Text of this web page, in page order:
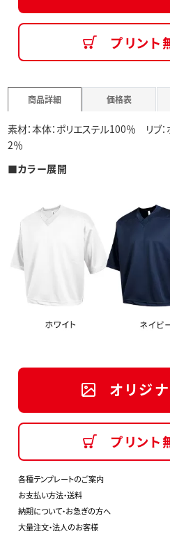
プリント
商品詳細 価格表
素材：本体：ポリエステル100％ リブ：
2％
■カラー展開
オリジ
プリント
各種テンプレートのご案内
お支払い方法・送料
納期について・お急ぎの方へ
大量注文・法人のお客様